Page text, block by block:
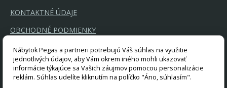
KONTAKTNÉ ÚDAJE
OBCHODNÉ PODMIENKY
OCHRANA OSOBNÝCH ÚDAJOV
RÁDCA K NÁKUPU
Rychle dodanie
Nábytok Pegas a partneri potrebujú Váš súhlas na využitie
jednotlivých údajov, aby Vám okrem iného mohli ukazovať
informácie týkajúce sa Vašich záujmov pomocou personalizácie
reklám. Súhlas udelíte kliknutím na políčko "Áno, súhlasím".